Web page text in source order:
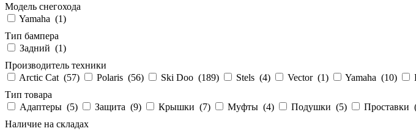
Модель снегохода
Yamaha (1)
Тип бампера
Задний (1)
Производитель техники
Arctic Cat (57) Polaris (56) Ski Doo (189) Stels (4) Vector (1) Yamaha (10)
Тип товара
Адаптеры (5) Защита (9) Крышки (7) Муфты (4) Подушки (5) Проставки
Наличие на складах